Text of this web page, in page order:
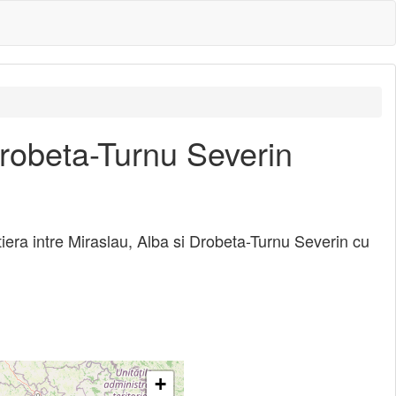
Turnu Severin
intre Miraslau, Alba si Drobeta-Turnu Severin cu
+